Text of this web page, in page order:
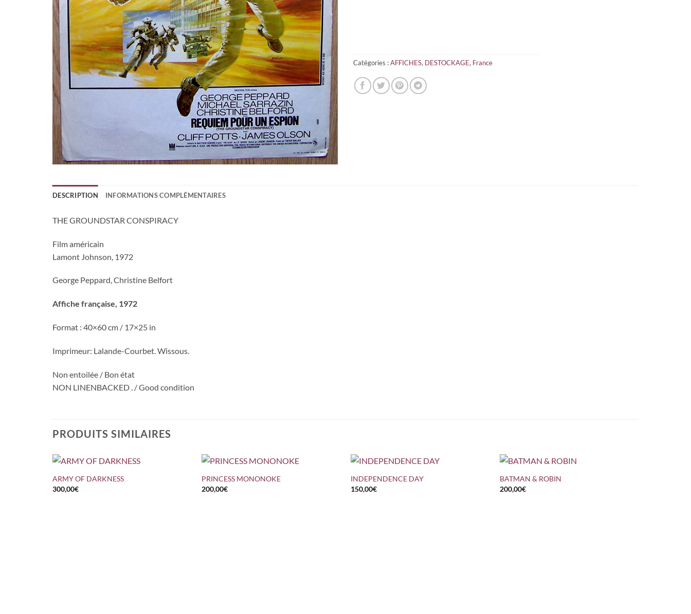
Catégories :AFFICHES, DESTOCKAGE, France
DESCRIPTION INFORMATIONS COMPLÉMENTAIRES
THE GROUNDSTAR CONSPIRACY
Film américain
Lamont Johnson, 1972
George Peppard, Christine Belfort
Affiche française, 1972
Format : 40×60 cm / 17×25 in
Imprimeur: Lalande-Courbet. Wissous.
Non entoilée / Bon état
NON LINENBACKED . / Good condition
PRODUITS SIMILAIRES
+
ARMY OF DARKNESS
300,00€
+
PRINCESS MONONOKE
200,00€
+
INDEPENDENCE DAY
150,00€
+
BATMAN & ROBIN
200,00€